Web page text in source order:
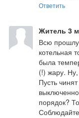
Ответить
Житель 3
Всю
котельная
была
(!) жару.
Пусть
порядок?